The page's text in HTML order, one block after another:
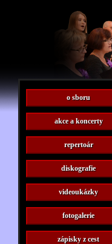
o sboru
akce a koncerty
repertoár
diskografie
videoukázky
fotogalerie
zápisky z cest